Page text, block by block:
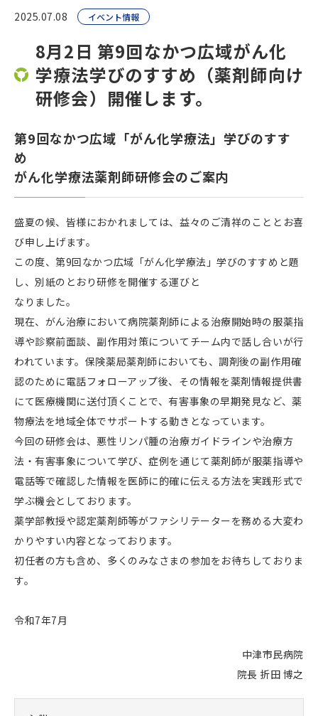
2025.07.08 イベント情報
8月2日 第9回なかつ広域がん化
学療法学びのすすめ（薬剤師向け
研修会）開催します。
第9回なかつ広域「がん化学療法」学びのすす
め
がん化学療法薬剤師研修会のご案内
盛夏の候、皆様におかれましては、益々のご清祥のこととお喜
び申し上げます。
この度、第9回なかつ広域「がん化学療法」学びのすすめと題
し、別紙のとおり研修を開催する運びと
なりました。
現在、がん治療において病院薬剤師による治療開始時の服薬指
導や診察前面談、副作用対策についてチーム内で話し合いが行
われています。保険薬局薬剤師においても、調剤後の副作用確
認のために電話フォローアップ後、その情報を薬剤情報提供書
にて医療機関に送付頂くことで、有害事象の早期発見など、薬
物療法を地域全体でサポートする動きとなっています。
今回の研修会は、悪性リンパ腫の治療ガイドラインや治療方
法・有害事象について学び、症例を通じて薬剤師が服薬指導や
電話等で確認した情報を医師に的確に伝える方法を実践形式で
学ぶ機会としております。
薬学部教授や認定薬剤師等がファシリテーターを務める大変わ
かりやすい内容となっております。
初任者の方も含め、多くのみなさまの参加をお待ちしておりま
す。
令和7年7月
中津市民病院
院長 折田 博之